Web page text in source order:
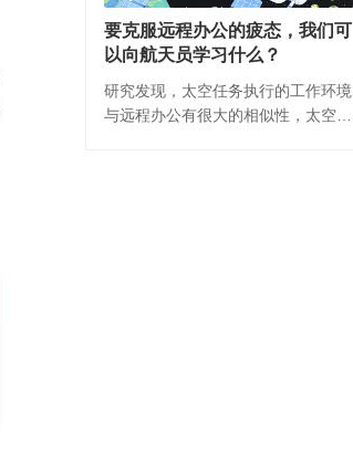
要克服远程办公的疲态，我们可
以向航天员学习什么？
研究发现，太空任务执行的工作环境
与远程办公有很大的相似性，太空任